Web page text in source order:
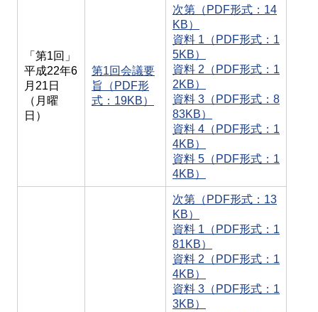
「第1回」
平成22年6
月21日
（月曜
日）
第1回会議要
旨（PDF形
式：19KB）
次第（PDF形式：14
KB）
資料 1（PDF形式：1
5KB）
資料 2（PDF形式：1
2KB）
資料 3（PDF形式：8
83KB）
資料 4（PDF形式：1
4KB）
資料 5（PDF形式：1
4KB）
次第（PDF形式：13
KB）
資料 1（PDF形式：1
81KB）
資料 2（PDF形式：1
4KB）
資料 3（PDF形式：1
3KB）